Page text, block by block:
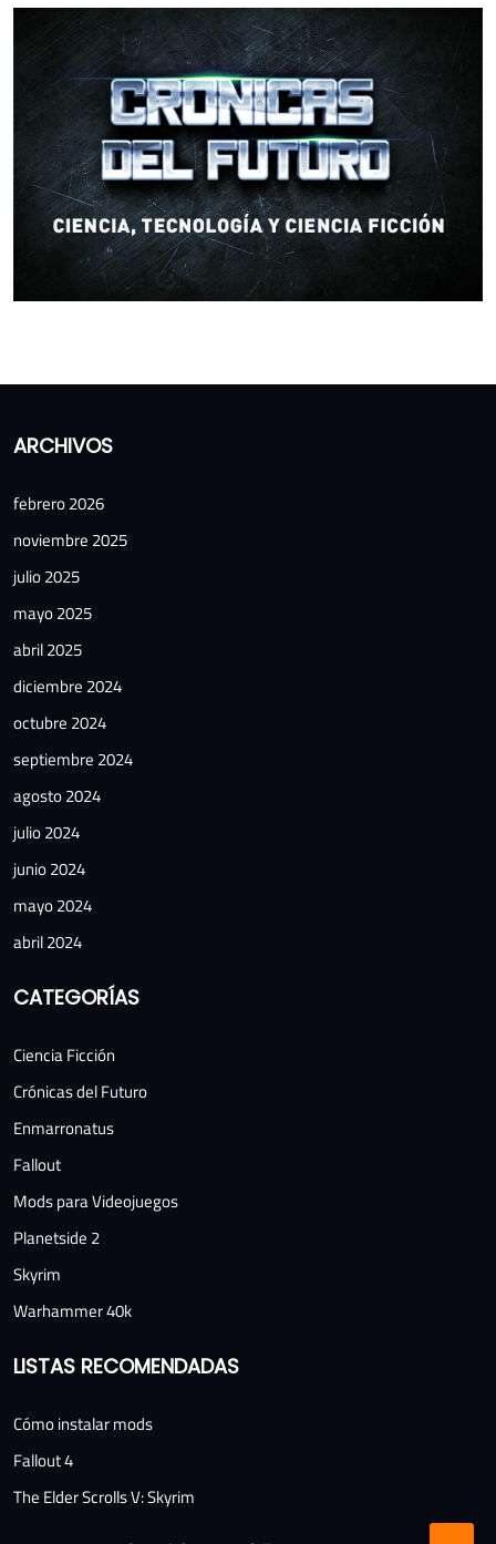
ARCHIVOS
febrero 2026
noviembre 2025
julio 2025
mayo 2025
abril 2025
diciembre 2024
octubre 2024
septiembre 2024
agosto 2024
julio 2024
junio 2024
mayo 2024
abril 2024
CATEGORÍAS
Ciencia Ficción
Crónicas del Futuro
Enmarronatus
Fallout
Mods para Videojuegos
Planetside 2
Skyrim
Warhammer 40k
LISTAS RECOMENDADAS
Cómo instalar mods
Fallout 4
The Elder Scrolls V: Skyrim